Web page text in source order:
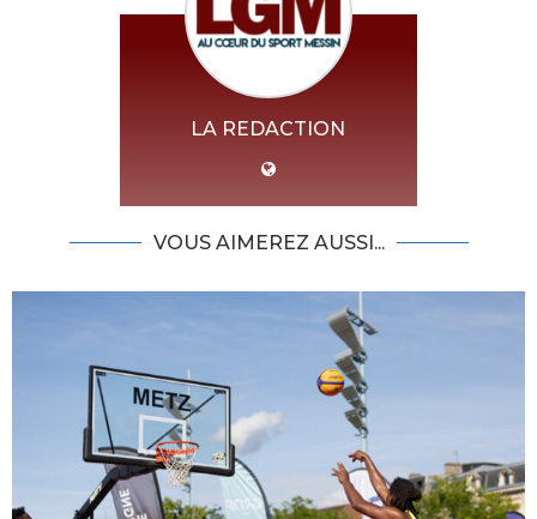
LA REDACTION
VOUS AIMEREZ AUSSI...